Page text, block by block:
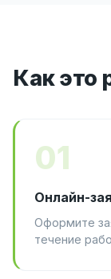
Как это
01
Онлайн-
Оформите
течение